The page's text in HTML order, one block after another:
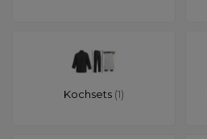
Kochsets (1)